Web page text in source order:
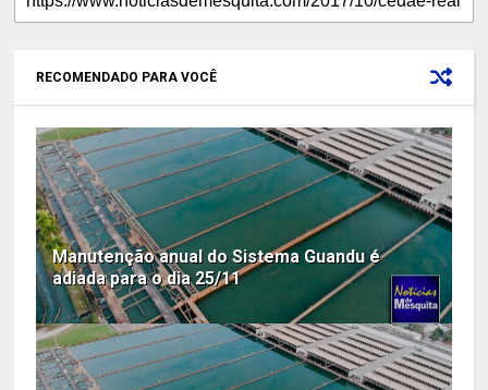
RECOMENDADO PARA VOCÊ
Manutenção anual do Sistema Guandu é
adiada para o dia 25/11